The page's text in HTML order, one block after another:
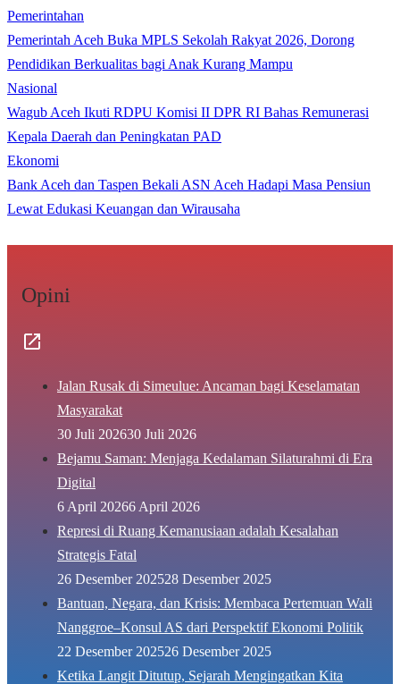
Pemerintahan
Pemerintah Aceh Buka MPLS Sekolah Rakyat 2026, Dorong
Pendidikan Berkualitas bagi Anak Kurang Mampu
Nasional
Wagub Aceh Ikuti RDPU Komisi II DPR RI Bahas Remunerasi
Kepala Daerah dan Peningkatan PAD
Ekonomi
Bank Aceh dan Taspen Bekali ASN Aceh Hadapi Masa Pensiun
Lewat Edukasi Keuangan dan Wirausaha
Opini
Jalan Rusak di Simeulue: Ancaman bagi Keselamatan
Masyarakat
30 Juli 202630 Juli 2026
Bejamu Saman: Menjaga Kedalaman Silaturahmi di Era
Digital
6 April 20266 April 2026
Represi di Ruang Kemanusiaan adalah Kesalahan
Strategis Fatal
26 Desember 202528 Desember 2025
Bantuan, Negara, dan Krisis: Membaca Pertemuan Wali
Nanggroe–Konsul AS dari Perspektif Ekonomi Politik
22 Desember 202526 Desember 2025
Ketika Langit Ditutup, Sejarah Mengingatkan Kita